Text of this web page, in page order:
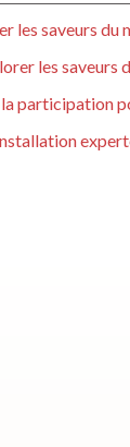
les saveurs du
les saveurs
la participation